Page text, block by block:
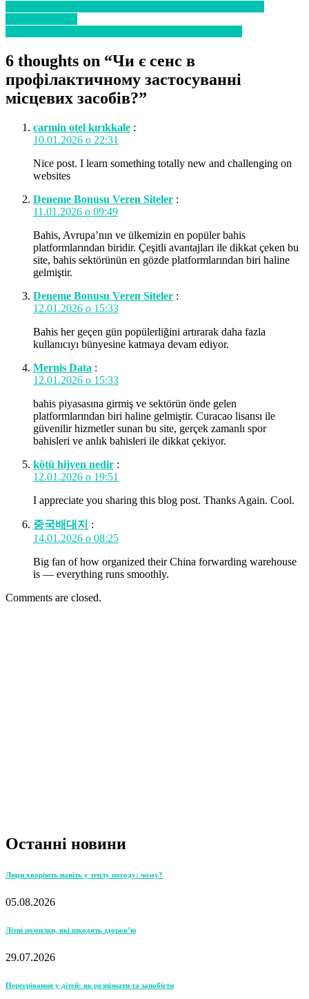
6 thoughts on “Чи є сенс в
профілактичному застосуванні
місцевих засобів?”
carmin otel kırıkkale :
10.01.2026 о 22:31
Nice post. I learn something totally new and challenging on
websites
Deneme Bonusu Veren Siteler :
11.01.2026 о 09:49
Bahis, Avrupa’nın ve ülkemizin en popüler bahis
platformlarından biridir. Çeşitli avantajları ile dikkat çeken bu
site, bahis sektörünün en gözde platformlarından biri haline
gelmiştir.
Deneme Bonusu Veren Siteler :
12.01.2026 о 15:33
Bahis her geçen gün popülerliğini artırarak daha fazla
kullanıcıyı bünyesine katmaya devam ediyor.
Mernis Data :
12.01.2026 о 15:33
bahis piyasasına girmiş ve sektörün önde gelen
platformlarından biri haline gelmiştir. Curacao lisansı ile
güvenilir hizmetler sunan bu site, gerçek zamanlı spor
bahisleri ve anlık bahisleri ile dikkat çekiyor.
kötü hijyen nedir :
12.01.2026 о 19:51
I appreciate you sharing this blog post. Thanks Again. Cool.
중국배대지 :
14.01.2026 о 08:25
Big fan of how organized their China forwarding warehouse
is — everything runs smoothly.
Comments are closed.
Останні новини
Люди хворіють навіть у теплу погоду: чому?
05.08.2026
Літні помилки, які шкодять здоров’ю
29.07.2026
Перегрівання у дітей: як розпізнати та запобігти